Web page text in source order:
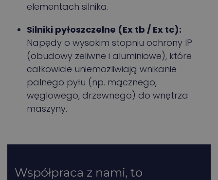
elementach silnika.
Silniki pyłoszczelne (Ex tb / Ex tc):
Napędy o wysokim stopniu ochrony IP
(obudowy żeliwne i aluminiowe), które
całkowicie uniemożliwiają wnikanie
palnego pyłu (np. mącznego,
węglowego, drzewnego) do wnętrza
maszyny.
Współpraca z nami, to